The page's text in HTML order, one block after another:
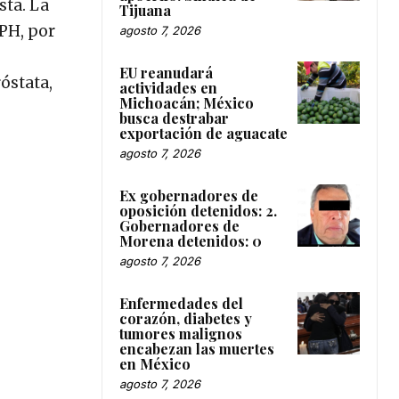
La
por
Tijuana
agosto 7, 2026
EU reanudará
actividades en
Michoacán; México
busca destrabar
exportación de aguacate
agosto 7, 2026
Ex gobernadores de
oposición detenidos: 2.
Gobernadores de
Morena detenidos: 0
agosto 7, 2026
Enfermedades del
corazón, diabetes y
tumores malignos
encabezan las muertes
en México
agosto 7, 2026